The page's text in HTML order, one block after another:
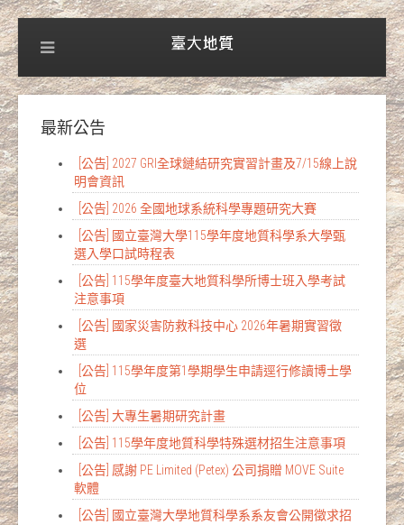
最新公告
[公告] 2027 GRI全球鏈結研究實習計畫及7/15線上說
明會資訊
[公告] 2026 全國地球系統科學專題研究大賽
[公告] 國立臺灣大學115學年度地質科學系大學甄
選入學口試時程表
[公告] 115學年度臺大地質科學所博士班入學考試
注意事項
[公告] 國家災害防救科技中心 2026年暑期實習徵
選
[公告] 115學年度第1學期學生申請逕行修讀博士學
位
[公告] 大專生暑期研究計畫
[公告] 115學年度地質科學特殊選材招生注意事項
[公告] 感謝 PE Limited (Petex) 公司捐贈 MOVE Suite
軟體
[公告] 國立臺灣大學地質科學系系友會公開徵求招